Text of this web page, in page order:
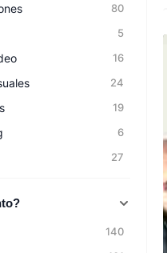
80
5
16
24
19
6
27
140